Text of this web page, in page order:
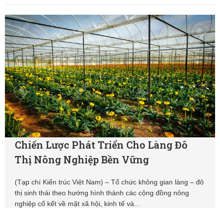
Chiến Lược Phát Triển Cho Làng Đô
Thị Nông Nghiệp Bền Vững
(Tạp chí Kiến trúc Việt Nam) – Tổ chức không gian làng – đô
thị sinh thái theo hướng hình thành các cộng đồng nông
nghiệp cố kết về mặt xã hội, kinh tế và...